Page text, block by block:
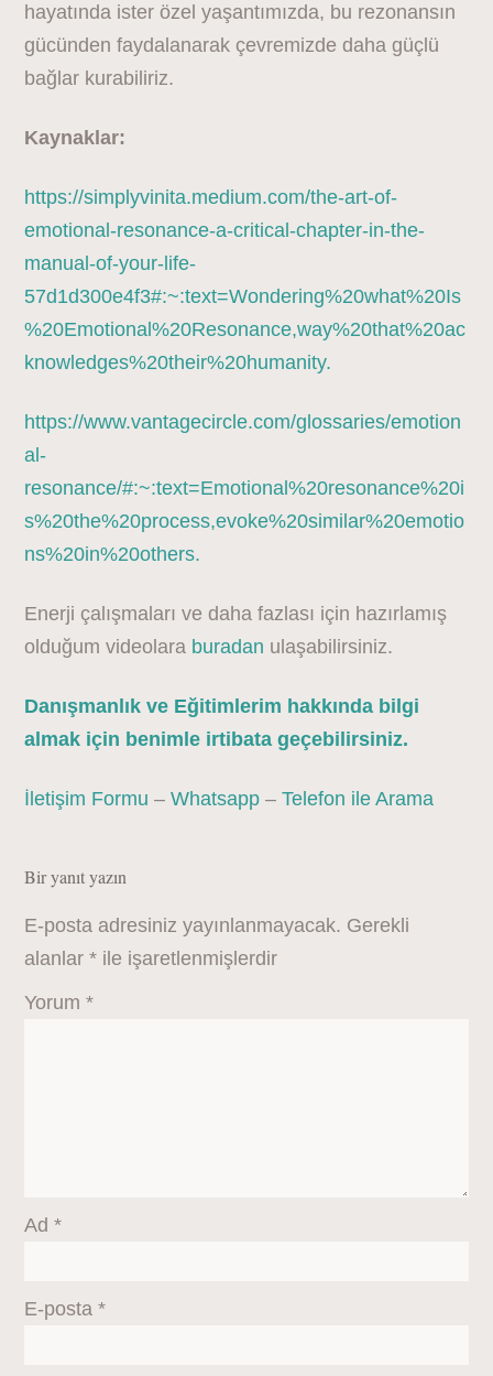
hayatında ister özel yaşantımızda, bu rezonansın
gücünden faydalanarak çevremizde daha güçlü
bağlar kurabiliriz.
Kaynaklar:
https://simplyvinita.medium.com/the-art-of-
emotional-resonance-a-critical-chapter-in-the-
manual-of-your-life-
57d1d300e4f3#:~:text=Wondering%20what%20Is
%20Emotional%20Resonance,way%20that%20ac
knowledges%20their%20humanity.
https://www.vantagecircle.com/glossaries/emotion
al-
resonance/#:~:text=Emotional%20resonance%20i
s%20the%20process,evoke%20similar%20emotio
ns%20in%20others.
Enerji çalışmaları ve daha fazlası için hazırlamış
olduğum videolara buradan ulaşabilirsiniz.
Danışmanlık ve Eğitimlerim hakkında bilgi
almak için benimle irtibata geçebilirsiniz.
İletişim Formu –Whatsapp –Telefon ile Arama
Bir yanıt yazın
E-posta adresiniz yayınlanmayacak. Gerekli
alanlar* ile işaretlenmişlerdir
Yorum*
Ad*
E-posta*